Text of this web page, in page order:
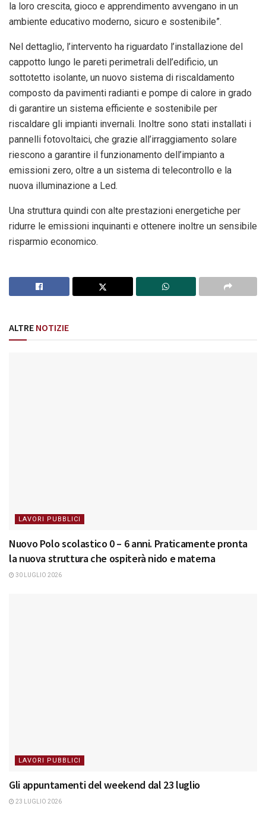
la loro crescita, gioco e apprendimento avvengano in un
ambiente educativo moderno, sicuro e sostenibile”.
Nel dettaglio, l’intervento ha riguardato l’installazione del
cappotto lungo le pareti perimetrali dell’edificio, un
sottotetto isolante, un nuovo sistema di riscaldamento
composto da pavimenti radianti e pompe di calore in grado
di garantire un sistema efficiente e sostenibile per
riscaldare gli impianti invernali. Inoltre sono stati installati i
pannelli fotovoltaici, che grazie all’irraggiamento solare
riescono a garantire il funzionamento dell’impianto a
emissioni zero, oltre a un sistema di telecontrollo e la
nuova illuminazione a Led.
Una struttura quindi con alte prestazioni energetiche per
ridurre le emissioni inquinanti e ottenere inoltre un sensibile
risparmio economico.
ALTRE NOTIZIE
LAVORI PUBBLICI
Nuovo Polo scolastico 0 – 6 anni. Praticamente pronta
la nuova struttura che ospiterà nido e materna
30 LUGLIO 2026
LAVORI PUBBLICI
Gli appuntamenti del weekend dal 23 luglio
23 LUGLIO 2026